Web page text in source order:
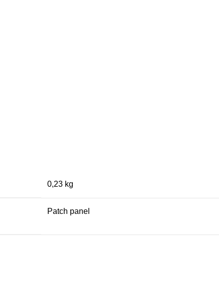
0,23 kg
Patch panel